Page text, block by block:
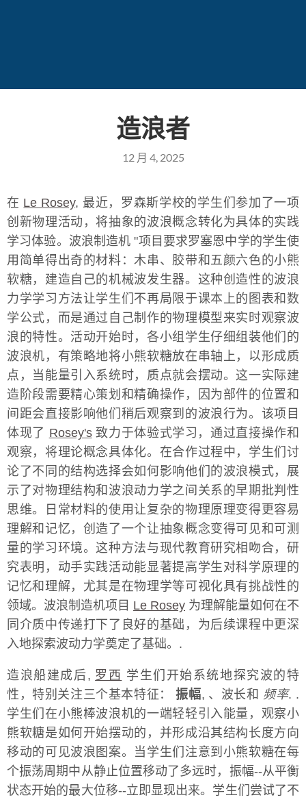
造浪者
12 月 4, 2025
在 Le Rosey, 最近，罗森斯学校的学生们参加了一项
创新物理活动，将抽象的波浪概念转化为具体的实践
学习体验。波浪制造机 "项目要求罗塞恩中学的学生使
用简单得出奇的材料：木串、胶带和五颜六色的小熊
软糖，建造自己的机械波发生器。这种创造性的波浪
力学学习方法让学生们不再局限于课本上的图表和数
学公式，而是通过自己制作的物理模型来实时观察波
浪的特性。活动开始时，各小组学生仔细组装他们的
波浪机，有策略地将小熊软糖放在串轴上，以形成质
点，当能量引入系统时，质点就会摆动。这一实际建
造阶段需要精心策划和精确操作，因为部件的位置和
间距会直接影响他们稍后观察到的波浪行为。该项目
体现了 Rosey's致力于体验式学习，通过直接操作和
观察，将理论概念具体化。在合作过程中，学生们讨
论了不同的结构选择会如何影响他们的波浪模式，展
示了对物理结构和波浪动力学之间关系的早期批判性
思维。日常材料的使用让复杂的物理原理变得更容易
理解和记忆，创造了一个让抽象概念变得可见和可测
量的学习环境。这种方法与现代教育研究相吻合，研
究表明，动手实践活动能显著提高学生对科学原理的
记忆和理解，尤其是在物理学等可视化具有挑战性的
领域。波浪制造机项目 Le Rosey 为理解能量如何在不
同介质中传递打下了良好的基础，为后续课程中更深
入地探索波动力学奠定了基础。.
造浪船建成后, 罗西 学生们开始系统地探究波的特
性，特别关注三个基本特征：振幅, 、波长和 频率. .
学生们在小熊棒波浪机的一端轻轻引入能量，观察小
熊软糖是如何开始摆动的，并形成沿其结构长度方向
移动的可见波浪图案。当学生们注意到小熊软糖在每
个振荡周期中从静止位置移动了多远时，振幅--从平衡
状态开始的最大位移--立即显现出来。学生们尝试了不